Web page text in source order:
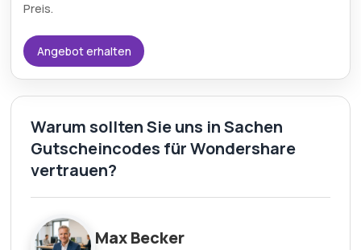
Preis.
Angebot erhalten
Warum sollten Sie uns in Sachen
Gutscheincodes für Wondershare
vertrauen?
Max Becker